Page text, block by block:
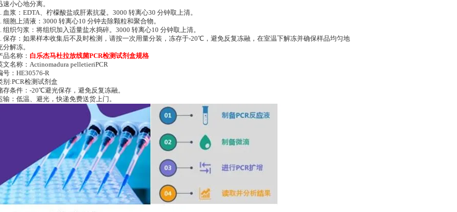
速小心地分离。
血浆：EDTA、柠檬酸盐或肝素抗凝。3000 转离心30 分钟取上清。
细胞上清液：3000 转离心10 分钟去除颗粒和聚合物。
组织匀浆：将组织加入适量盐水捣碎。3000 转离心10 分钟取上清。
保存：如果样本收集后不及时检测，请按一次用量分装，冻存于-20℃，避免反复冻融，在室温下解冻并确保样品均匀地
分解冻。
品名称： 白乐杰马杜拉放线菌PCR检测试剂盒规格
文名称：Actinomadura pelletieriPCR
号：HE30576-R
别:PCR检测试剂盒
存条件：-20℃避光保存，避免反复冻融。
输：低温、避光，快递免费送货上门。